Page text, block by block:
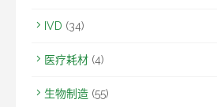
IVD (34)
医疗耗材 (4)
生物制造 (55)